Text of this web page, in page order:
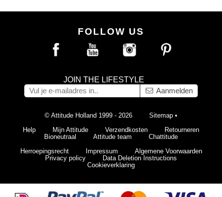
FOLLOW US
JOIN THE LIFESTYLE
Aanmelden
© Attitude Holland 1999 - 2026 Sitemap •
Help
Mijn Attitude Verzendkosten
Retourneren
Bioneutraal
Attitude team
Chattitude
Herroepingsrecht
Impressum
Algemene Voorwaarden
Privacy policy
Data Deletion Instructions
Cookieverklaring